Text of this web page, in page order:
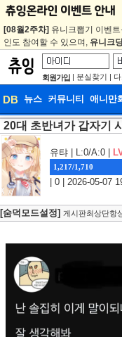
[08월2주차] 유니크뽑기 이벤
인도 참여할 수 있으며, 유니크
회원가입 | 분실찾기 |
DB 뉴스 커뮤니티 애니만
DB
웹툰 이
20대 초반녀가 갑자기
유탸 | L:0/A:0 |
1,217/1,710
| 0 | 2026-05-07
[숨덕모드설정] 게시판최상단항